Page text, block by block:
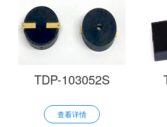
TDP-103052S
查看详情